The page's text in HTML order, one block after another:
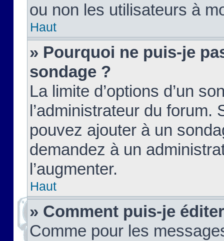
ou non les utilisateurs à
Haut
» Pourquoi ne puis-je
sondage ?
La limite d’options d’un
l’administrateur du forum.
pouvez ajouter à un
demandez à un
l’augmenter.
Haut
» Comment puis-je
Comme pour les